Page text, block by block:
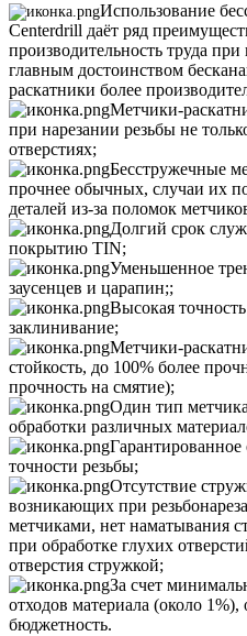
Использование
Centerdrill даёт ряд
производительность труда
главным достоинством
раскатники более
Метчики-
при нарезании резьбы не
отверстиях;
Бесстружечные
прочнее обычных, случаи их
деталей из-за поломок
Долгий срок
покрытию TIN;
Уменьшенное
заусенцев и царапин;;
Высокая
заклинивание;
Метчики-
стойкость, до 100% более
прочность на смятие);
Один тип
обработки различных
Гарантированное
точности резьбы;
Отсутствие
возникающих при
метчиками, нет наматывания
при обработке глухих
отверстия стружкой;
За счет
отходов материала (около
бюджетность.